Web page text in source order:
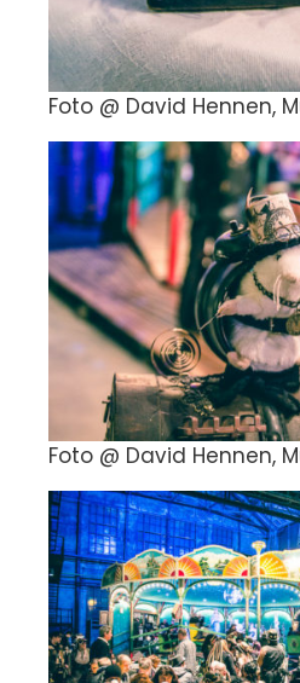
Foto @ David Hennen,
Foto @ David Hennen,